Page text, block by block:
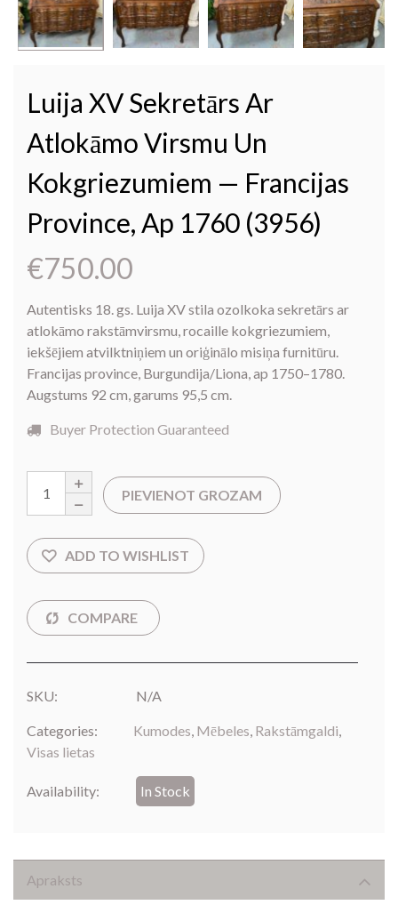
Luija XV Sekretārs Ar
Atlokāmo Virsmu Un
Kokgriezumiem — Francijas
Province, Ap 1760 (3956)
€750.00
Autentisks 18. gs. Luija XV stila ozolkoka sekretārs ar
atlokāmo rakstāmvirsmu, rocaille kokgriezumiem,
iekšējiem atvilktniņiem un oriģinālo misiņa furnitūru.
Francijas province, Burgundija/Liona, ap 1750–1780.
Augstums 92 cm, garums 95,5 cm.
Buyer Protection Guaranteed
PIEVIENOT GROZAM
SKU: N/A
Categories: Kumodes, Mēbeles, Rakstāmgaldi,
Visas lietas
Availability: In Stock
Apraksts